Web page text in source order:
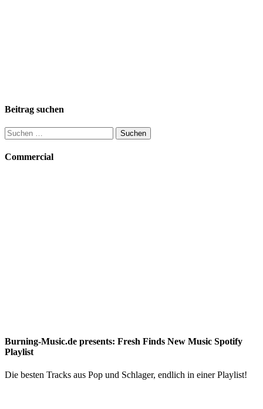
Beitrag suchen
Suchen
nach:
Commercial
Burning-Music.de presents: Fresh Finds New Music Spotify
Playlist
Die besten Tracks aus Pop und Schlager, endlich in einer Playlist!